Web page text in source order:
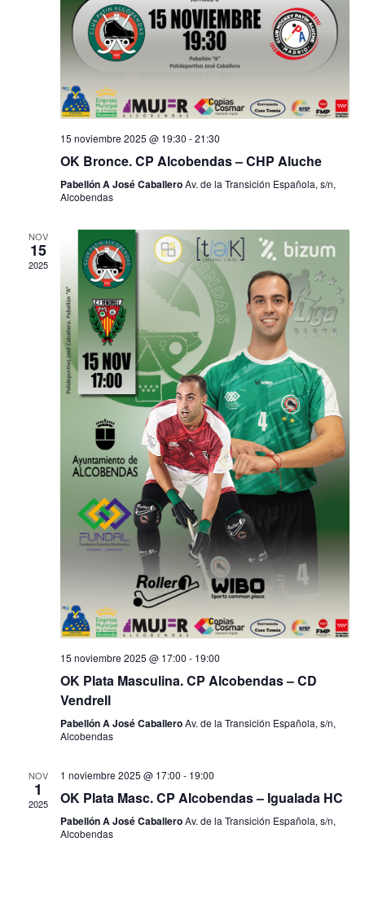
15 noviembre 2025 @ 19:30 -21:30
OK Bronce. CP Alcobendas – CHP Aluche
Pabellón A José CaballeroAv. de la Transición Española, s/n,
Alcobendas
NOV
15
2025
15 noviembre 2025 @ 17:00 - 19:00
OK Plata Masculina. CP Alcobendas – CD
Vendrell
Pabellón A José CaballeroAv. de la Transición Española, s/n,
Alcobendas
NOV
1
2025
1 noviembre 2025 @ 17:00 - 19:00
OK Plata Masc. CP Alcobendas – Igualada HC
Pabellón A José CaballeroAv. de la Transición Española, s/n,
Alcobendas